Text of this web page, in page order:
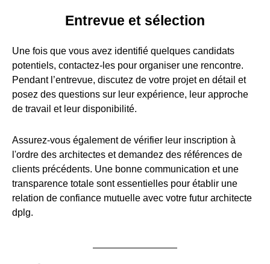
Entrevue et sélection
Une fois que vous avez identifié quelques candidats
potentiels, contactez-les pour organiser une rencontre.
Pendant l’entrevue, discutez de votre projet en détail et
posez des questions sur leur expérience, leur approche
de travail et leur disponibilité.
Assurez-vous également de vérifier leur inscription à
l'ordre des architectes et demandez des références de
clients précédents. Une bonne communication et une
transparence totale sont essentielles pour établir une
relation de confiance mutuelle avec votre futur architecte
dplg.